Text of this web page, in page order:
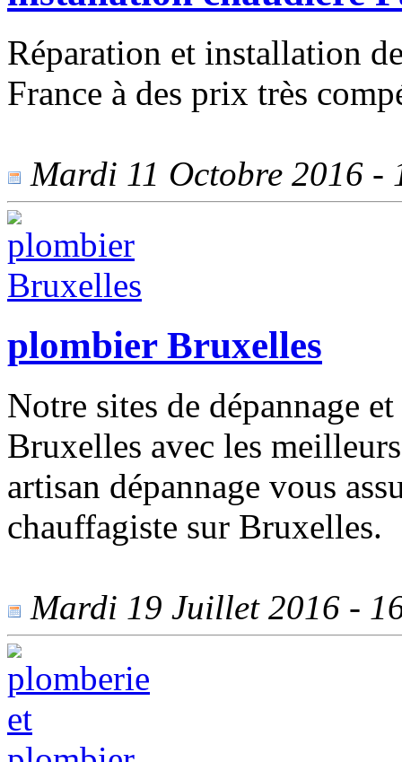
Réparation et installation
France à des prix très
Mardi 11 Octobre 2016 -
plombier Bruxelles
Notre sites de dépannage
Bruxelles avec les
artisan dépannage vous
chauffagiste sur Bruxelles.
Mardi 19 Juillet 2016 -